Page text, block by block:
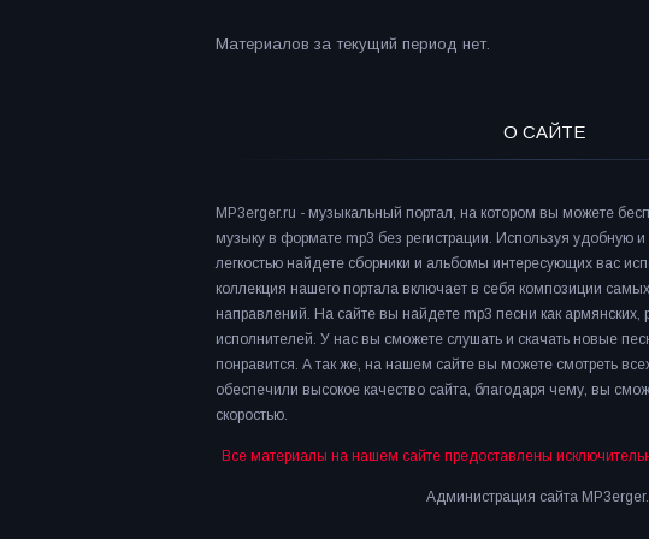
Материалов за текущий период нет.
О САЙТЕ
MP3erger.ru - музыкальный портал, на котором вы можете
музыку в формате mp3 без регистрации. Используя удобную
легкостью найдете сборники и альбомы интересующих вас
коллекция нашего портала включает в себя композиции
направлений. На сайте вы найдете mp3 песни как армянских,
исполнителей. У нас вы сможете слушать и скачать новые
понравится. А так же, на нашем сайте вы можете смотреть
обеспечили высокое качество сайта, благодаря чему, вы
скоростью.
Все материалы на нашем сайте предоставлены
Администрация сайта